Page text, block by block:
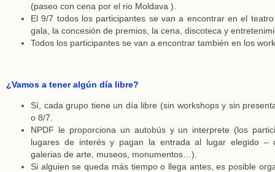
(paseo con cena por el rio Moldava ).
El 9/7 todos los participantes se van a encontrar en el
gala, la concesión de premios, la cena, discoteca y
Todos los participantes se van a encontrar también en los
¿Vamos a tener algún día libre?
Sí, cada grupo tiene un día libre (sin workshops y sin
o 8/7.
NPDF le proporciona un autobús y un interprete (los
lugares de interés y pagan la entrada al lugar elegido –
galerias de arte, museos, monumentos…).
Si alguien se queda más tiempo o llega antes, es posible